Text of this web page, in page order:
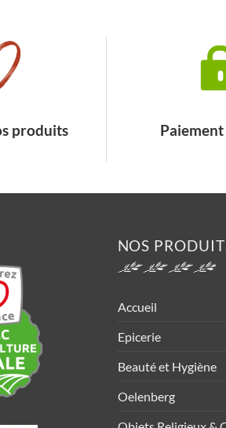
produits
NOS
Accueil
Epicerie
Beauté et Hygiène
Oelenberg